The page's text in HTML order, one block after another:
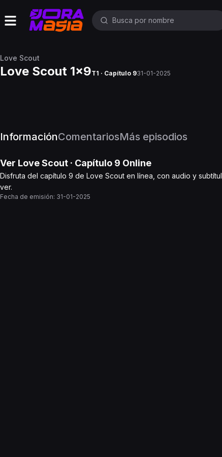
Love Scout
Love Scout 1x9T1 · Capítulo 931-01-2025
InformaciónComentariosMás episodios
Ver Love Scout · Capítulo 9 Online
Disfruta del capítulo 9 de Love Scout en línea, con audio y
ver.
Fecha de emisión: 31-01-2025